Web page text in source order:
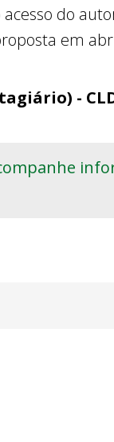
do
em
-